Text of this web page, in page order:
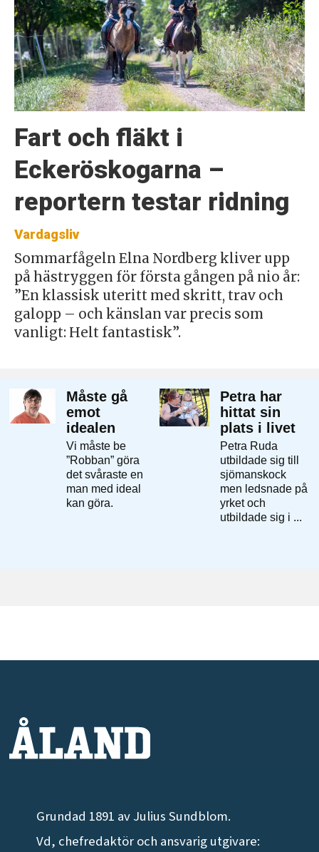
Fart och fläkt i
Eckeröskogarna –
reportern testar ridning
Vardagsliv
Sommarfågeln Elna Nordberg kliver upp
på hästryggen för första gången på nio år:
”En klassisk uteritt med skritt, trav och
galopp – och känslan var precis som
vanligt: Helt fantastisk”.
Grundad 1891 av Julius Sundblom.
Vd, chefredaktör och ansvarig utgivare: